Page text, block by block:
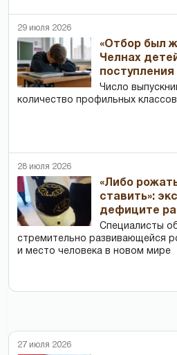
29 июля 2026
«Отбор был
Челнах
поступления
Число
количество профильных
28 июля 2026
«Либо
ставить»:
дефиците
Специалисты
стремительно развивающейся
и место человека в новом мире
27 июля 2026